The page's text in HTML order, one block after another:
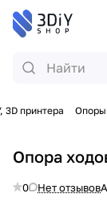
принтера Опоры
Опора
0 Нет отзывов